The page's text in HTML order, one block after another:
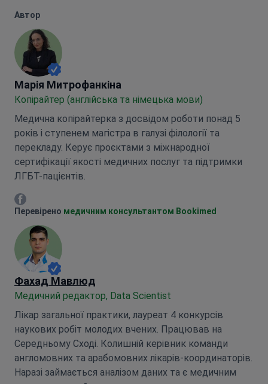
Автор
Марія Митрофанкіна
Марія Митрофанкіна
Копірайтер (англійська та німецька мови)
Медична копірайтерка з досвідом роботи понад 5
років і ступенем магістра в галузі філології та
перекладу. Керує проєктами з міжнародної
сертифікації якості медичних послуг та підтримки
ЛГБТ-пацієнтів.
Марія Митрофанкіна Facebook
Перевірено медичним консультантом Bookimed
Фахад Мавлюд
Медичний редактор, Data Scientist
Лікар загальної практики, лауреат 4 конкурсів
наукових робіт молодих вчених. Працював на
Середньому Сході. Колишній керівник команди
англомовних та арабомовних лікарів-координаторів.
Наразі займається аналізом даних та є медичним